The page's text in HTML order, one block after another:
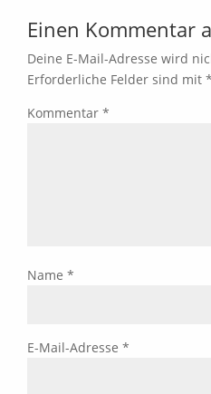
Einen Kommentar
Deine E-Mail-Adresse wird
Erforderliche Felder sind mit *
Kommentar *
Name *
E-Mail-Adresse *